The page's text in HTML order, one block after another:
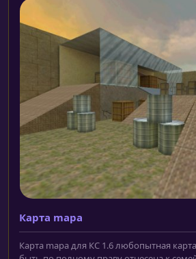
Карта mapa
Карта mapa для КС 1.6 любопытная